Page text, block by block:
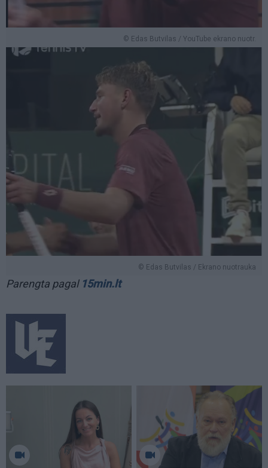
© Edas Butvilas / YouTube ekrano nuotr.
© Edas Butvilas / Ekrano nuotrauka
Parengta pagal 15min.lt